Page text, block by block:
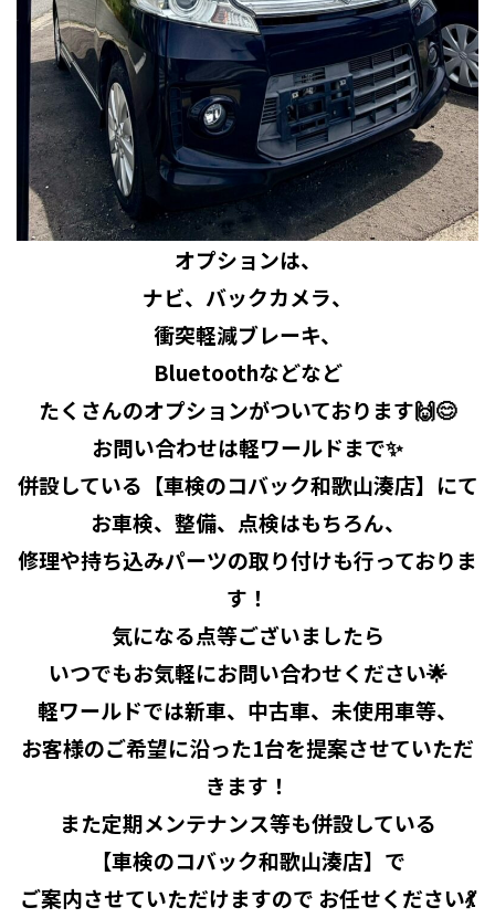
オプションは、
ナビ、バックカメラ、
衝突軽減ブレーキ、
Bluetoothなどなど
たくさんのオプションがついております🙌😊
お問い合わせは軽ワールドまで✨
併設している【車検のコバック和歌山湊店】にて
お車検、整備、点検はもちろん、
修理や持ち込みパーツの取り付けも行っておりま
す！
気になる点等ございましたら
いつでもお気軽にお問い合わせください🌟
軽ワールドでは新車、中古車、未使用車等、
お客様のご希望に沿った1台を提案させていただ
きます！
また定期メンテナンス等も併設している
【車検のコバック和歌山湊店】で
ご案内させていただけますので お任せください💃